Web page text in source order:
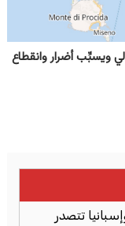
ويسبِّب أضرار وانقطاع
تتصدر